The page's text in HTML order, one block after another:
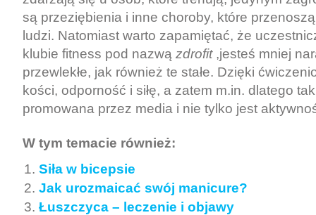
są przeziębienia i inne choroby, które
ludzi. Natomiast warto zapamiętać, że
klubie fitness pod nazwą zdrofit,jesteś mniej
przewlekłe, jak również te stałe. Dzięki
kości, odporność i siłę, a zatem m.in. dlatego
promowana przez media i nie tylko jest
W tym temacie również:
Siła w bicepsie
Jak urozmaicać swój manicure?
Łuszczyca – leczenie i objawy